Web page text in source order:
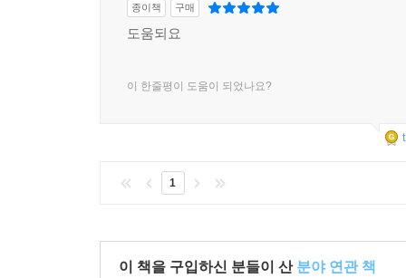
종이책 구매
도움되요
이 한줄평이 도움이 되었나요?
1
이 책을 구입하신 분들이 산 분야 연관 책